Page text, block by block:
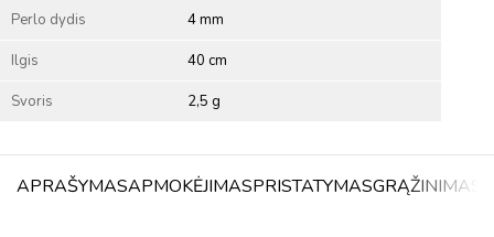
Perlo dydis 4 mm
Ilgis 40 cm
Svoris 2,5 g
APRAŠYMASAPMOKĖJIMASPRISTATYMASGRĄŽINIMAS